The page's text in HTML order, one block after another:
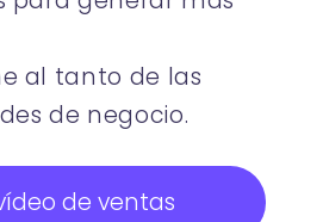
al tanto de las
de negocio.
de ventas